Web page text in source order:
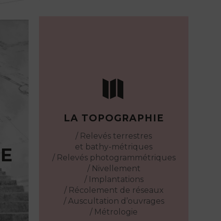
et


LA TOPOGRAPHIE
/ Relevés terrestres
et bathy-métriques
/ Relevés photogrammétriques
/ Nivellement
/ Implantations
/ Récolement de réseaux
/ Auscultation d’ouvrages
/ Métrologie